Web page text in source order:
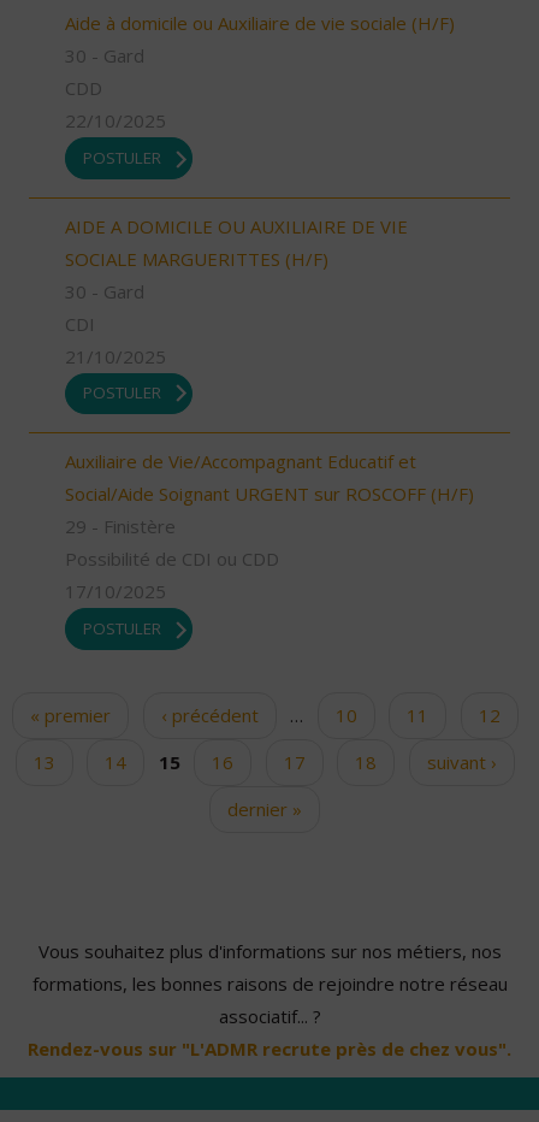
Aide à domicile ou Auxiliaire de vie sociale (H/F)
30 - Gard
CDD
22/10/2025
POSTULER
AIDE A DOMICILE OU AUXILIAIRE DE VIE
SOCIALE MARGUERITTES (H/F)
30 - Gard
CDI
21/10/2025
POSTULER
Auxiliaire de Vie/Accompagnant Educatif et
Social/Aide Soignant URGENT sur ROSCOFF (H/F)
29 - Finistère
Possibilité de CDI ou CDD
17/10/2025
POSTULER
Pages
« premier ‹ précédent … 10 11
12
13
14 15 16 17 18
suivant ›
dernier »
Vous souhaitez plus d'informations sur nos métiers, nos
formations, les bonnes raisons de rejoindre notre réseau
associatif... ?
Rendez-vous sur "L'ADMR recrute près de chez vous".